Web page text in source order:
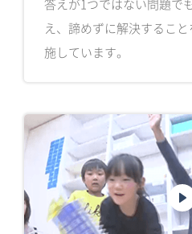
答えが1つではない問題で
え、諦めずに解決するこ
施しています。